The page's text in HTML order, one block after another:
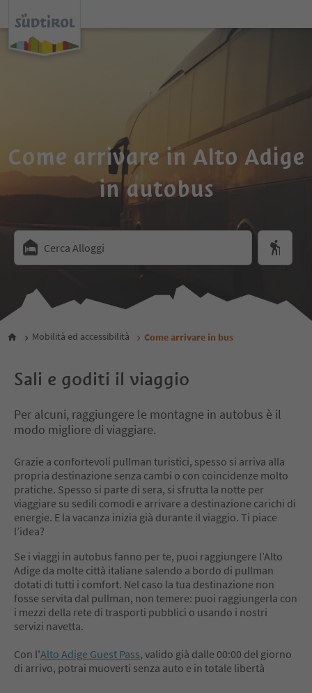
Come arrivare in Alto Adige
in autobus
Cerca Alloggi
Mobilità ed accessibilità Come arrivare in bus
Sali e goditi il viaggio
Per alcuni, raggiungere le montagne in autobus è il
modo migliore di viaggiare.
Grazie a confortevoli pullman turistici, spesso si arriva alla
propria destinazione senza cambi o con coincidenze molto
pratiche. Spesso si parte di sera, si sfrutta la notte per
viaggiare su sedili comodi e arrivare a destinazione carichi di
energie. E la vacanza inizia già durante il viaggio. Ti piace
l’idea?
Se i viaggi in autobus fanno per te, puoi raggiungere l’Alto
Adige da molte città italiane salendo a bordo di pullman
dotati di tutti i comfort. Nel caso la tua destinazione non
fosse servita dal pullman, non temere: puoi raggiungerla con
i mezzi della rete di trasporti pubblici o usando i nostri
servizi navetta.
Con l'Alto Adige Guest Pass, valido già dalle 00:00 del giorno
di arrivo, potrai muoverti senza auto e in totale libertà